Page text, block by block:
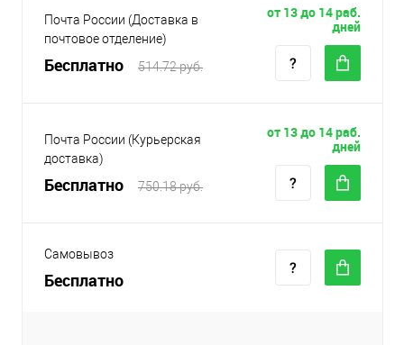
Почта России (Доставка в
почтовое отделение)
Бесплатно 514.72 руб.
от 13 до 14 раб.
дней
Почта России (Курьерская
доставка)
Бесплатно 750.18 руб.
от 13 до 14 раб.
дней
Самовывоз
Бесплатно